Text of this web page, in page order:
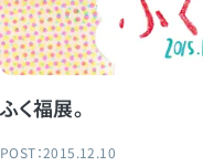
ふく福展。
POST：2015.12.10